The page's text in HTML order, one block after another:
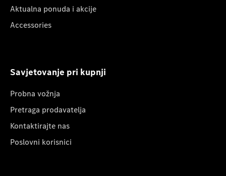
Aktualna ponuda i akcije
Accessories
Savjetovanje pri kupnji
Probna vožnja
Pretraga prodavatelja
Kontaktirajte nas
Poslovni korisnici